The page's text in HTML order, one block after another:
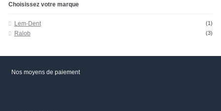
Choisissez votre marque
Lem-Dent (1)
Ralob (3)
Nos moyens de paiement